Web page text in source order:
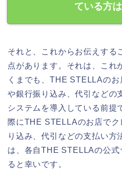
ている方
それと、これからお伝えする
点があります。それは、これ
くまでも、THE STELLAの
や銀行振り込み、代引などの
システムを導入している前提
際にTHE STELLAのお店でク
り込み、代引などの支払い方
は、各自THE STELLAの公式
ると幸いです。